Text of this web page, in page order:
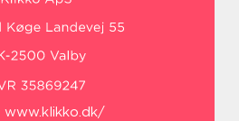
www.klikko.dk/